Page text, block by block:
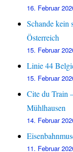
16. Februar
Schande kein
Österreich
15. Februar
Linie 44
15. Februar
Cite du Train
Mühlhausen
14. Februar
11. Februar